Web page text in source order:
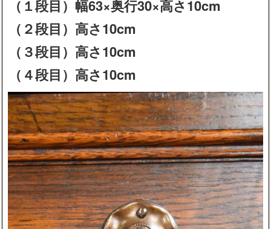
（１段目）幅63×奥行30×高さ10cm
（２段目）高さ10cm
（３段目）高さ10cm
（４段目）高さ10cm